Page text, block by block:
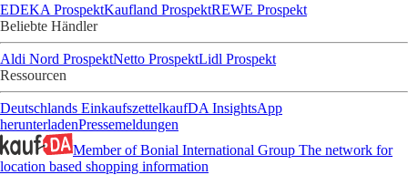
EDEKA ProspektKaufland ProspektREWE Prospekt
Beliebte Händler
Aldi Nord ProspektNetto ProspektLidl Prospekt
Ressourcen
Deutschlands EinkaufszettelkaufDA InsightsApp
herunterladenPressemeldungen
Member of Bonial International Group The network for
location based shopping information